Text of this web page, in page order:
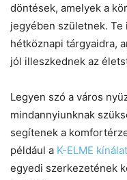
döntések, amelyek a
jegyében születnek.
hétköznapi tárgyaidra,
jól illeszkednek az
Legyen szó a város
mindannyiunknak
segítenek a
például a K-ELME
egyedi szerkezetének